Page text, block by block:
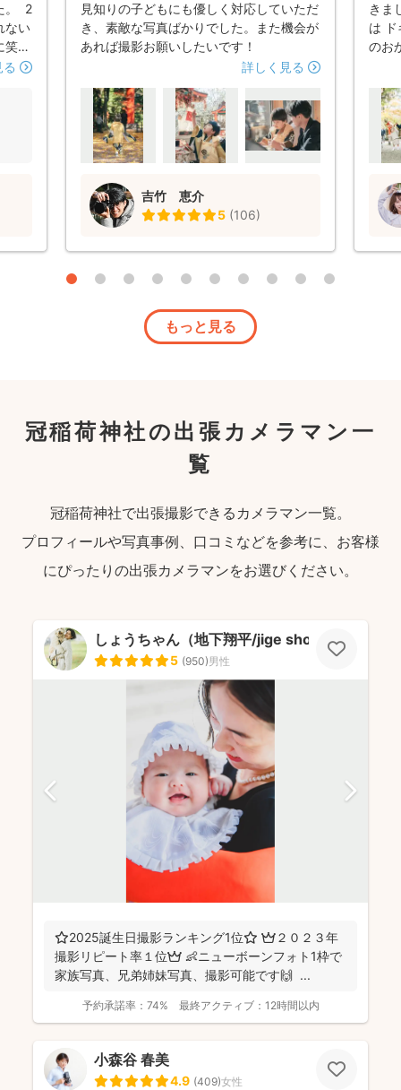
。 2
ない
笑顔
ー
見知りの子どもにも優しく対応していただ
き、素敵な写真ばかりでした。また機会が
あれば撮影お願いしたいです！
詳しく見る
吉竹 恵介
5 (106)
きま
は ド
のお
ら
さ
し
い
る
75
物で
もっと見る
冠稲荷神社の出張カメラマン一
覧
冠稲荷神社で出張撮影できるカメラマン一覧。
プロフィールや写真事例、口コミなどを参考に、お客様
にぴったりの出張カメラマンをお選びください。
しょうちゃん（地下翔平/jige shohe）
5 (950)男性
⭐️2025誕生日撮影ランキング1位⭐️ 👑２０２３年
撮影リピート率１位👑 👶ニューボーンフォト1枠で
家族写真、兄弟姉妹写真、撮影可能です🙌 ...
予約承諾率： 74% 最終アクティブ： 12時間以内
小森谷 春美
4.9 (409)女性